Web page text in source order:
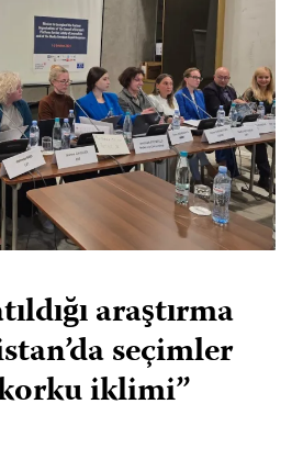
araştırma
seçimler
iklimi”